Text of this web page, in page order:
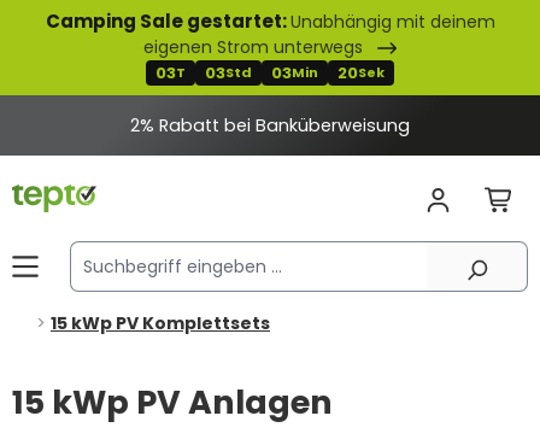
springen
Camping Sale gestartet:Unabhängig mit deinem
eigenen Strom unterwegs
03T 03Std 03Min 19Sek
15 kWp PV Komplettsets
15 kWp PV Anlagen